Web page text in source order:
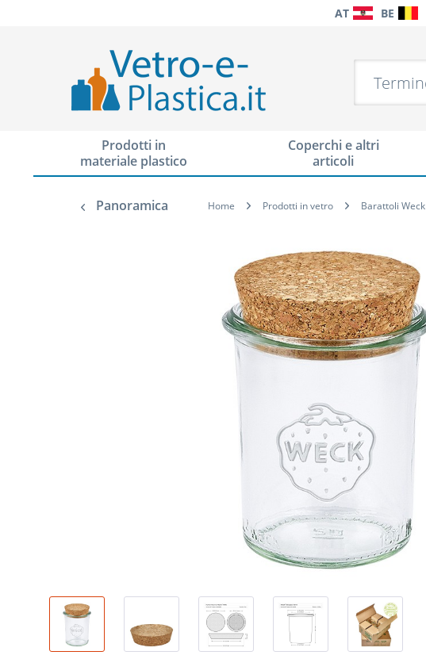
AT BE
Prodotti in
materiale plastico
Coperchi e altri
articoli
Panoramica Home Prodotti in vetro Barattoli Weck